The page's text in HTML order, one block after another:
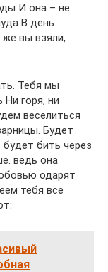
И она – не
В день
вы взяли,
Тебя мы
горя, ни
веселиться
Будет
бить через
ведь она
одарят
тебя все